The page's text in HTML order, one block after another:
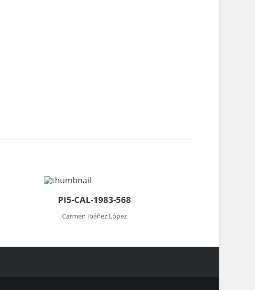
PI5-CAL-1983-568
Carmen Ibáñez López